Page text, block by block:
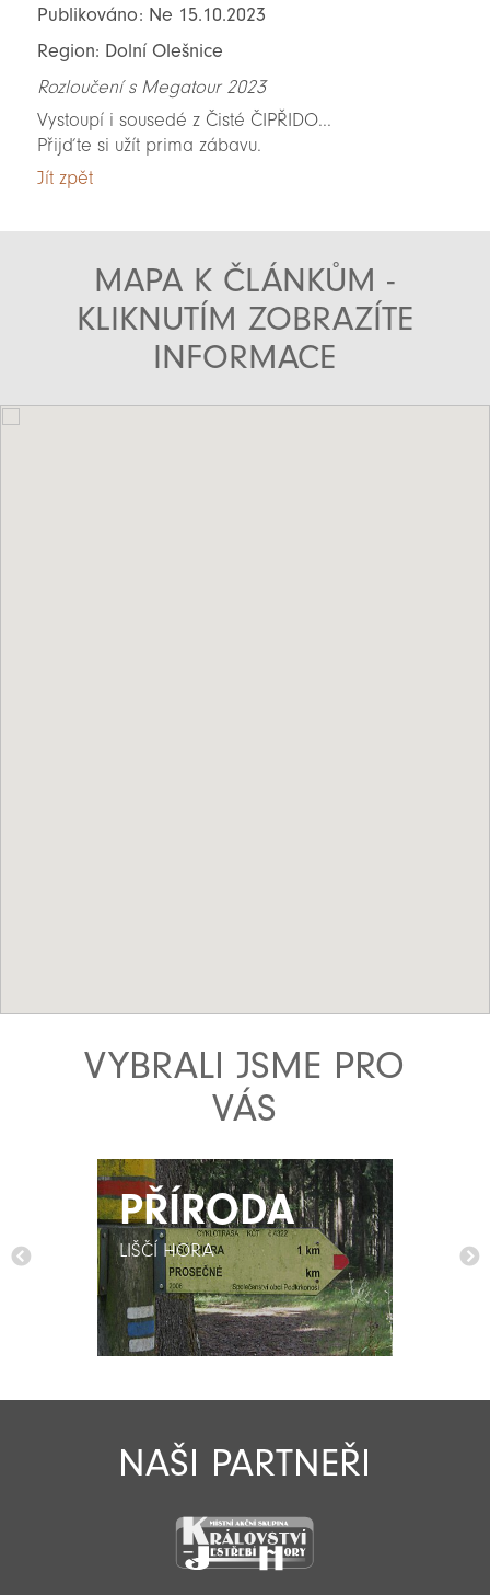
Publikováno: Ne 15.10.2023
Region: Dolní Olešnice
Rozloučení s Megatour 2023
Vystoupí i sousedé z Čisté ČIPŘIDO...
Přijďte si užít prima zábavu.
Jít zpět
MAPA K ČLÁNKŮM -
KLIKNUTÍM ZOBRAZÍTE
INFORMACE
VYBRALI JSME PRO
VÁS
PŘÍRODA
LIŠČÍ HORA
PŘÍRODA
LIŠČÍ HORA
NAŠI PARTNEŘI